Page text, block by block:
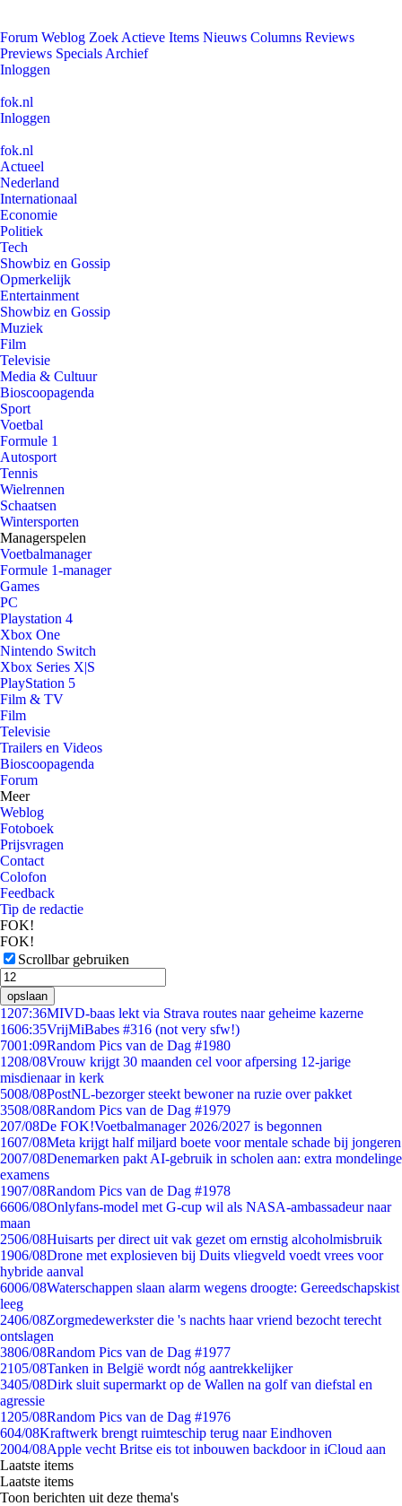
Forum Weblog Zoek Actieve Items Nieuws Columns Reviews
Previews Specials Archief
Inloggen
fok.nl
Inloggen
fok.nl
Actueel
Nederland
Internationaal
Economie
Politiek
Tech
Showbiz en Gossip
Opmerkelijk
Entertainment
Showbiz en Gossip
Muziek
Film
Televisie
Media & Cultuur
Bioscoopagenda
Sport
Voetbal
Formule 1
Autosport
Tennis
Wielrennen
Schaatsen
Wintersporten
Managerspelen
Voetbalmanager
Formule 1-manager
Games
PC
Playstation 4
Xbox One
Nintendo Switch
Xbox Series X|S
PlayStation 5
Film & TV
Film
Televisie
Trailers en Videos
Bioscoopagenda
Forum
Meer
Weblog
Fotoboek
Prijsvragen
Contact
Colofon
Feedback
Tip de redactie
FOK!
FOK!
Scrollbar gebruiken
opslaan
1207:36MIVD-baas lekt via Strava routes naar geheime kazerne
1606:35VrijMiBabes #316 (not very sfw!)
7001:09Random Pics van de Dag #1980
1208/08Vrouw krijgt 30 maanden cel voor afpersing 12-jarige
misdienaar in kerk
5008/08PostNL-bezorger steekt bewoner na ruzie over pakket
3508/08Random Pics van de Dag #1979
207/08De FOK!Voetbalmanager 2026/2027 is begonnen
1607/08Meta krijgt half miljard boete voor mentale schade bij jongeren
2007/08Denemarken pakt AI-gebruik in scholen aan: extra mondelinge
examens
1907/08Random Pics van de Dag #1978
6606/08Onlyfans-model met G-cup wil als NASA-ambassadeur naar
maan
2506/08Huisarts per direct uit vak gezet om ernstig alcoholmisbruik
1906/08Drone met explosieven bij Duits vliegveld voedt vrees voor
hybride aanval
6006/08Waterschappen slaan alarm wegens droogte: Gereedschapskist
leeg
2406/08Zorgmedewerkster die 's nachts haar vriend bezocht terecht
ontslagen
3806/08Random Pics van de Dag #1977
2105/08Tanken in België wordt nóg aantrekkelijker
3405/08Dirk sluit supermarkt op de Wallen na golf van diefstal en
agressie
1205/08Random Pics van de Dag #1976
604/08Kraftwerk brengt ruimteschip terug naar Eindhoven
2004/08Apple vecht Britse eis tot inbouwen backdoor in iCloud aan
Laatste items
Laatste items
Toon berichten uit deze thema's